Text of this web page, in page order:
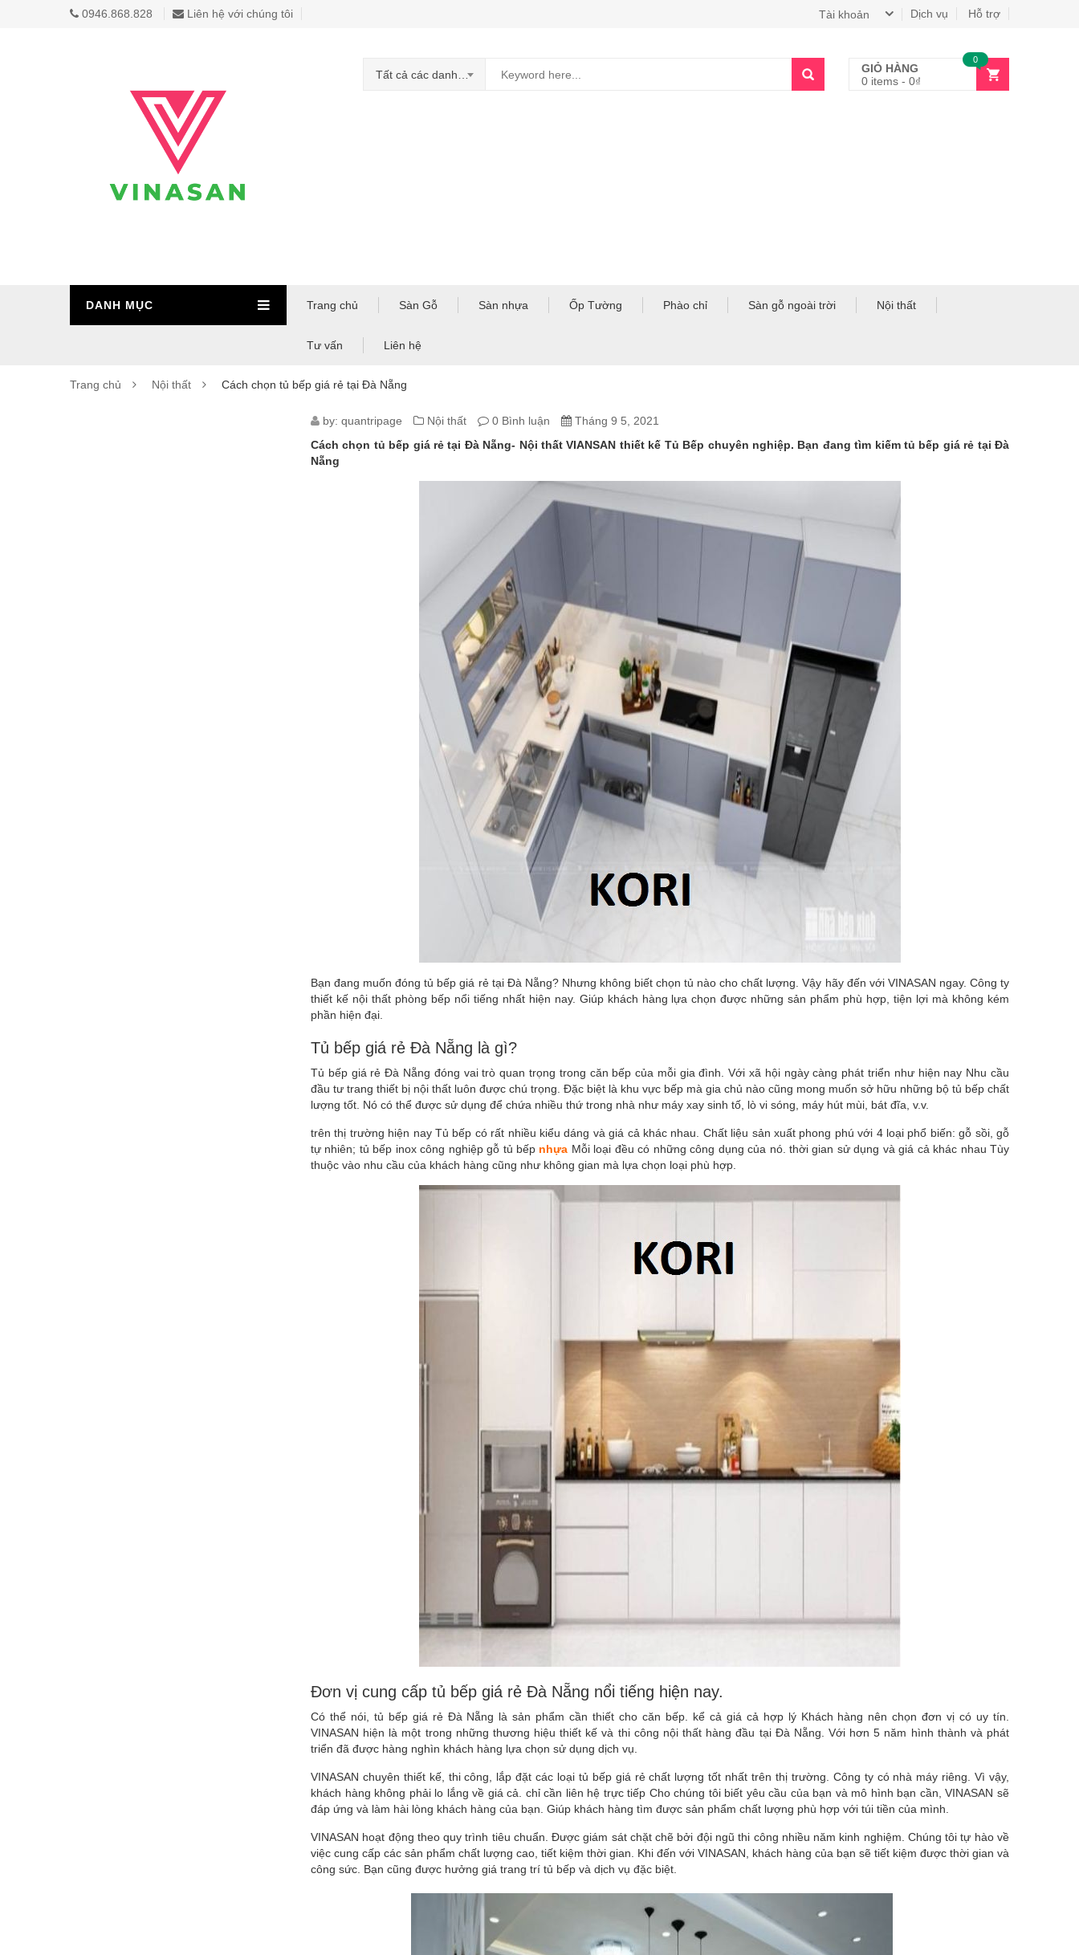
0946.868.828 Liên hệ với chúng tôi Dịch vụ Hỗ trợ
Tài khoản
Tất cả các danh mục
GIỎ HÀNG
0 items - 0₫
0
DANH MỤC Trang chủ Sàn Gỗ Sàn nhựa Ốp Tường Phào chỉ Sàn gỗ ngoài trời Nội thất
Tư vấn Liên hệ
Trang chủ Nội thất Cách chọn tủ bếp giá rẻ tại Đà Nẵng
CÁCH
CHỌN
by: quantripage Nội thất 0 Bình luận
Tháng 9 5, 2021
Cách chọn tủ bếp giá rẻ tại Đà Nẵng- Nội thất VIANSAN thiết kế Tủ Bếp chuyên nghiệp. Bạn đang tìm kiếm tủ bếp giá rẻ tại Đà
Nẵng
Bạn đang muốn đóng tủ bếp giá rẻ tại Đà Nẵng? Nhưng không biết chọn tủ nào cho chất lượng. Vậy hãy đến với VINASAN ngay. Công ty
thiết kế nội thất phòng bếp nổi tiếng nhất hiện nay. Giúp khách hàng lựa chọn được những sản phẩm phù hợp, tiện lợi mà không kém
phần hiện đại.
Tủ bếp giá rẻ Đà Nẵng là gì?
Tủ bếp giá rẻ Đà Nẵng đóng vai trò quan trọng trong căn bếp của mỗi gia đình. Với xã hội ngày càng phát triển như hiện nay Nhu cầu
đầu tư trang thiết bị nội thất luôn được chú trọng. Đặc biệt là khu vực bếp mà gia chủ nào cũng mong muốn sở hữu những bộ tủ bếp chất
lượng tốt. Nó có thể được sử dụng để chứa nhiều thứ trong nhà như máy xay sinh tố, lò vi sóng, máy hút mùi, bát đĩa, v.v.
trên thị trường hiện nay Tủ bếp có rất nhiều kiểu dáng và giá cả khác nhau. Chất liệu sản xuất phong phú với 4 loại phổ biến: gỗ sồi, gỗ
tự nhiên; tủ bếp inox công nghiệp gỗ tủ bếp nhựa Mỗi loại đều có những công dụng của nó. thời gian sử dụng và giá cả khác nhau Tùy
thuộc vào nhu cầu của khách hàng cũng như không gian mà lựa chọn loại phù hợp.
Đơn vị cung cấp tủ bếp giá rẻ Đà Nẵng nổi tiếng hiện nay.
Có thể nói, tủ bếp giá rẻ Đà Nẵng là sản phẩm cần thiết cho căn bếp. kể cả giá cả hợp lý Khách hàng nên chọn đơn vị có uy tín.
VINASAN hiện là một trong những thương hiệu thiết kế và thi công nội thất hàng đầu tại Đà Nẵng. Với hơn 5 năm hình thành và phát
triển đã được hàng nghìn khách hàng lựa chọn sử dụng dịch vụ.
VINASAN chuyên thiết kế, thi công, lắp đặt các loại tủ bếp giá rẻ chất lượng tốt nhất trên thị trường. Công ty có nhà máy riêng. Vì vậy,
khách hàng không phải lo lắng về giá cả. chỉ cần liên hệ trực tiếp Cho chúng tôi biết yêu cầu của bạn và mô hình bạn cần, VINASAN sẽ
đáp ứng và làm hài lòng khách hàng của bạn. Giúp khách hàng tìm được sản phẩm chất lượng phù hợp với túi tiền của mình.
VINASAN hoạt động theo quy trình tiêu chuẩn. Được giám sát chặt chẽ bởi đội ngũ thi công nhiều năm kinh nghiệm. Chúng tôi tự hào về
việc cung cấp các sản phẩm chất lượng cao, tiết kiệm thời gian. Khi đến với VINASAN, khách hàng của bạn sẽ tiết kiệm được thời gian và
công sức. Bạn cũng được hưởng giá trang trí tủ bếp và dịch vụ đặc biệt.